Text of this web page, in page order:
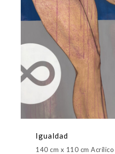
Igualdad
140 cm x 110 cm